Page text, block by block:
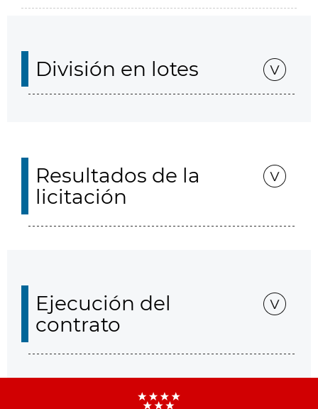
División en lotes
Resultados de la
licitación
Ejecución del
contrato